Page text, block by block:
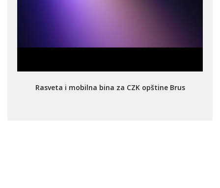
Rasveta i mobilna bina za CZK opštine Brus